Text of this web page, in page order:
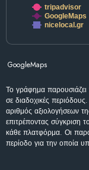
tripadvisor
GoogleMaps
nicelocal.gr
GoogleMaps
Το γράφημα παρουσιάζει
σε διαδοχικές
αριθμός αξιολογήσεων
επιτρέποντας σύγκριση
κάθε πλατφόρμα. Οι
περίοδο για την οποία